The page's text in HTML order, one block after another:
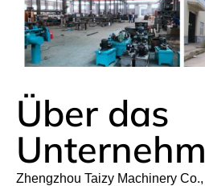
Über das
Zhengzhou Taizy Machinery